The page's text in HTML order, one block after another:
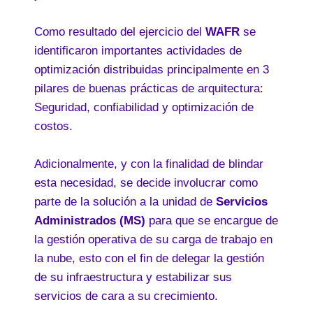
Como resultado del ejercicio del WAFR se
identificaron importantes actividades de
optimización distribuidas principalmente en 3
pilares de buenas prácticas de arquitectura:
Seguridad, confiabilidad y optimización de
costos.
Adicionalmente, y con la finalidad de blindar
esta necesidad, se decide involucrar como
parte de la solución a la unidad de Servicios
Administrados (MS) para que se encargue de
la gestión operativa de su carga de trabajo en
la nube, esto con el fin de delegar la gestión
de su infraestructura y estabilizar sus
servicios de cara a su crecimiento.